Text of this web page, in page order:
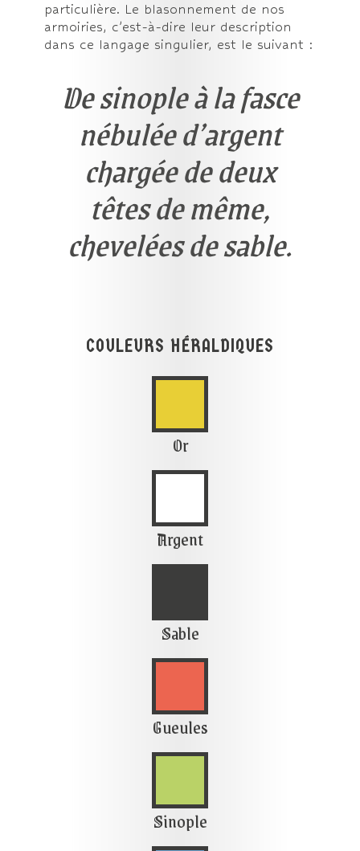
particulière. Le blasonnement de nos
armoiries, c’est-à-dire leur description
dans ce langage singulier, est le suivant :
De sinople à la fasce
nébulée d’argent
chargée de deux
têtes de même,
chevelées de sable.
COULEURS HÉRALDIQUES
Or
Argent
Sable
Gueules
Sinople